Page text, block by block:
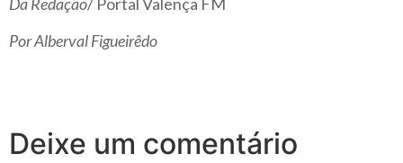
Por Alberval Figueirêdo
Deixe um comentário